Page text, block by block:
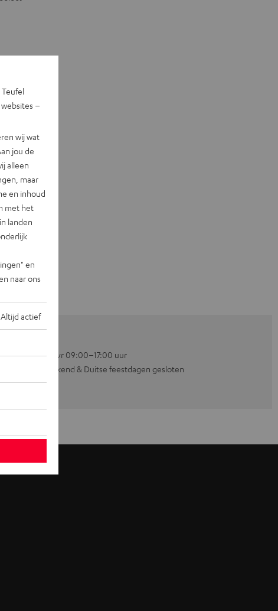
Ma–vr 09:00–17:00 uur
Weekend & Duitse feestdagen gesloten
–
wij wat
jou de
alleen
maar
en inhoud
met het
landen
en
naar ons
Altijd actief